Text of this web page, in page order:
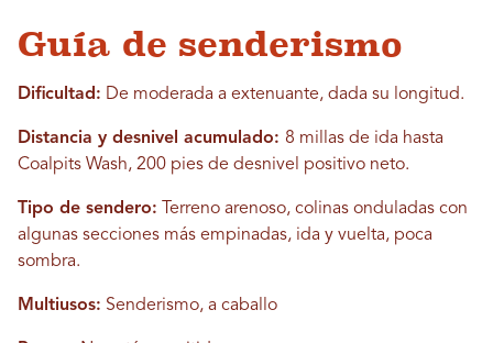
Guía de senderismo
Dificultad: De moderada a extenuante, dada su longitud.
Distancia y desnivel acumulado: 8 millas de ida hasta
Coalpits Wash, 200 pies de desnivel positivo neto.
Tipo de sendero: Terreno arenoso, colinas onduladas con
algunas secciones más empinadas, ida y vuelta, poca
sombra.
Multiusos: Senderismo, a caballo